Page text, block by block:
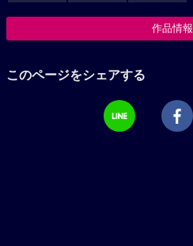
作品情報
このページをシェアする